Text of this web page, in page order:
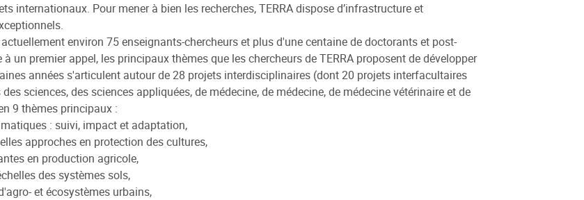
internationaux. Pour mener à bien les recherches, TERRA dispose d’infrastructure et
actuellement environ 75 enseignants-chercheurs et plus d'une centaine de doctorants et post-
un premier appel, les principaux thèmes que les chercheurs de TERRA proposent de développer
années s'articulent autour de 28 projets interdisciplinaires (dont 20 projets interfacultaires
sciences, des sciences appliquées, de médecine, de médecine, de médecine vétérinaire et de
9 thèmes principaux :
: suivi, impact et adaptation,
approches en protection des cultures,
en production agricole,
des systèmes sols,
et écosystèmes urbains,